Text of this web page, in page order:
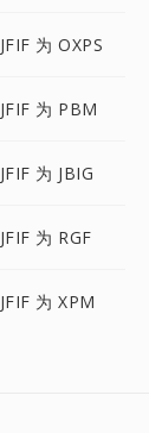
JFIF 为 OXPS
JFIF 为 PBM
JFIF 为 JBIG
JFIF 为 RGF
JFIF 为 XPM